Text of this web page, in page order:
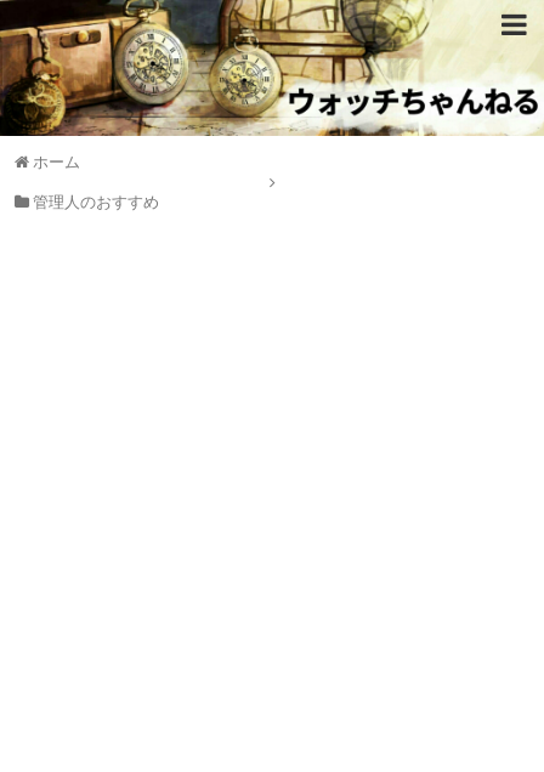
ホーム
管理人のおすすめ